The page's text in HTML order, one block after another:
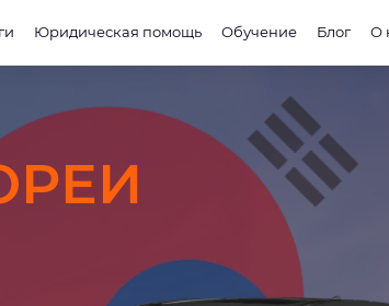
Юридическая помощь Обучение Блог О